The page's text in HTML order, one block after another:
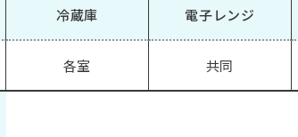
冷蔵庫
各室
電子レンジ
共同